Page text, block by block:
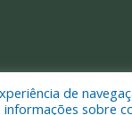
a Prefeitura
de
sobre